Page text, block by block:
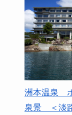
洲本温泉
泉景 ＜淡